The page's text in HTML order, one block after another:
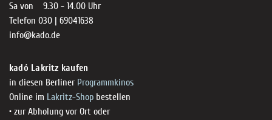
Sa von 9.30 - 14.00 Uhr
Telefon 030 | 69041638
info@kado.de
kadó Lakritz kaufen
in diesen Berliner Programmkinos
Online im Lakritz-Shop bestellen
• zur Abholung vor Ort oder